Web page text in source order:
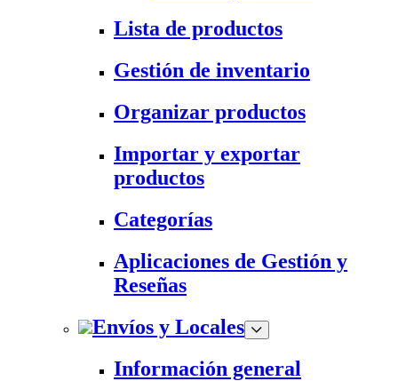
Lista de productos
Gestión de inventario
Organizar productos
Importar y exportar
productos
Categorías
Aplicaciones de Gestión y
Reseñas
Envíos y Locales
Información general